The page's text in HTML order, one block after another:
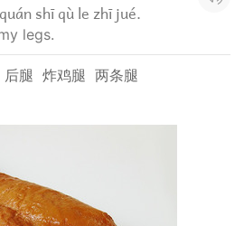
shī qù le zhī jué.
legs.
后腿 炸鸡腿 两条腿